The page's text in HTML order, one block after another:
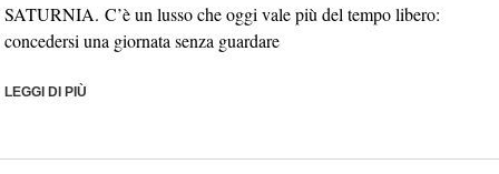
SATURNIA. C’è un lusso che oggi vale più del tempo libero:
concedersi una giornata senza guardare
LEGGI DI PIÙ